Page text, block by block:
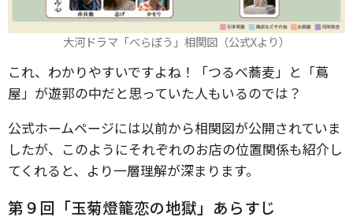
大河ドラマ「べらぼう」相関図（公式Xより）
これ、わかりやすいですよね！「つるべ蕎麦」と「蔦
屋」が遊郭の中だと思っていた人もいるのでは？
公式ホームページには以前から相関図が公開されていま
したが、このようにそれぞれのお店の位置関係も紹介し
てくれると、より一層理解が深まります。
第９回「玉菊燈籠恋の地獄」あらすじ